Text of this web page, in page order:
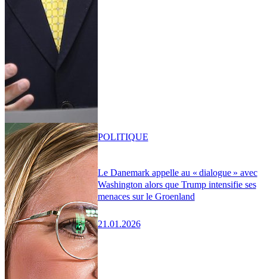
Le Danemark appelle au « dialogue » avec
Washington alors que Trump intensifie ses
menaces sur le Groenland
21.01.2026
POLITIQUE